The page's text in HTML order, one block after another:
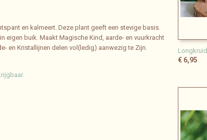
en kalmeert. Deze plant geeft een stevige basis.
eigen buik. Maakt Magische Kind, aarde- en vuurkracht
en Kristallijnen delen vol(ledig) aanwezig te Zijn.
Longkruid
€ 6,95